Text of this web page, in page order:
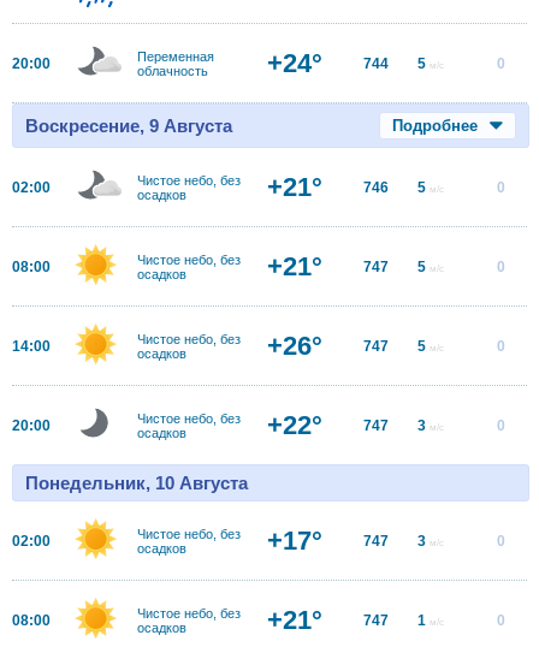
20:00
Переменная
облачность
+24° 744 5 м/с 0
Воскресение, 9 Августа Подробнее
02:00
Чистое небо, без
осадков
+21° 746 5 м/с 0
08:00
Чистое небо, без
осадков
+21° 747 5 м/с 0
14:00
Чистое небо, без
осадков
+26° 747 5 м/с 0
20:00
Чистое небо, без
осадков
+22° 747 3 м/с 0
Понедельник, 10 Августа
02:00
Чистое небо, без
осадков
+17° 747 3 м/с 0
08:00
Чистое небо, без
осадков
+21° 747 1 м/с 0